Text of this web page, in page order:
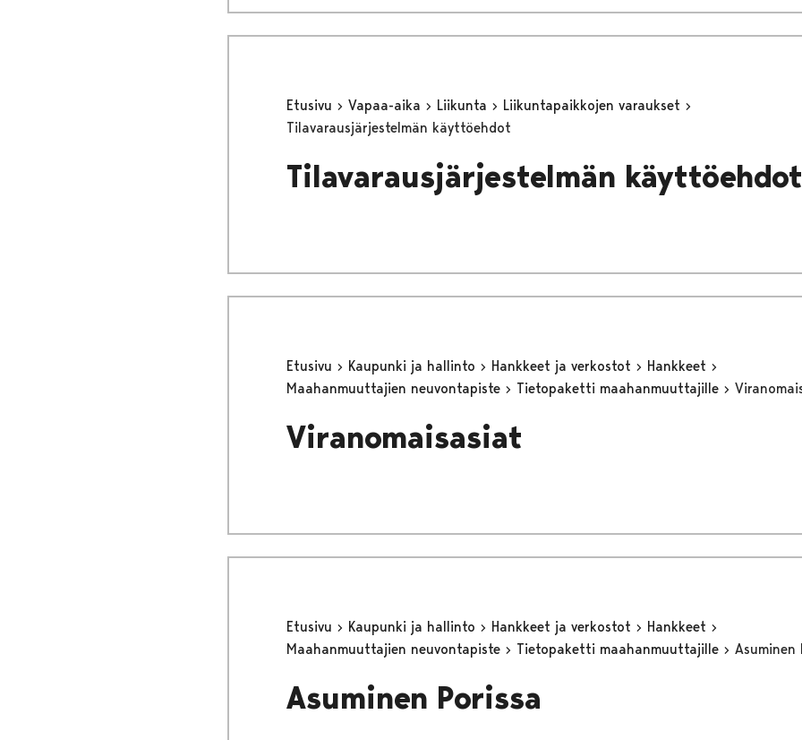
Etusivu Vapaa-aika Liikunta
Liikuntapaikkojen varaukset
Tilavarausjärjestelmän käyttöehdot
Tilavarausjärjestelmän käyttöehdot
Etusivu Kaupunki ja hallinto Hankkeet ja verkostot
Hankkeet
Maahanmuuttajien neuvontapiste
Tietopaketti maahanmuuttajille
Viranomaisasiat
Etusivu Kaupunki ja hallinto Hankkeet ja verkostot
Hankkeet
Maahanmuuttajien neuvontapiste
Tietopaketti maahanmuuttajille Asuminen
Asuminen Porissa